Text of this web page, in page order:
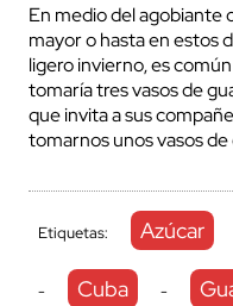
En medio del agobiante
mayor o hasta en estos
ligero invierno, es
tomaría tres vasos de
que invita a sus
tomarnos unos vasos de
Etiquetas: Azúcar
- Cuba -